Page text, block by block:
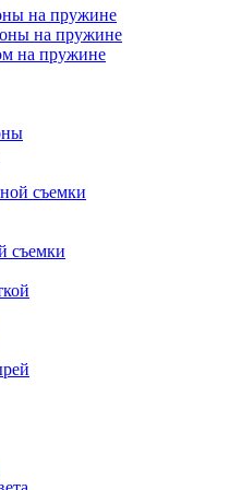
на пружине
на пружине
на пружине
съемки
съемки